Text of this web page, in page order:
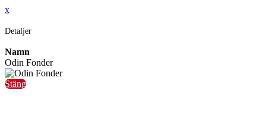
x
Detaljer
Namn
Odin Fonder
Stäng